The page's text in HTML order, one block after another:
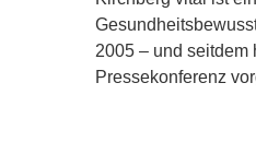
2005 – und seitdem
Pressekonferenz